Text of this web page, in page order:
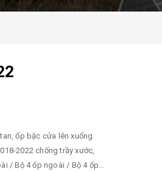
ốp bậc cửa lên xuống
/ Bộ 4 ốp ngoài / Bộ 4 ốp